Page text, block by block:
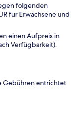
folgenden
für Erwachsene und
einen Aufpreis in
Verfügbarkeit).
Gebühren entrichtet